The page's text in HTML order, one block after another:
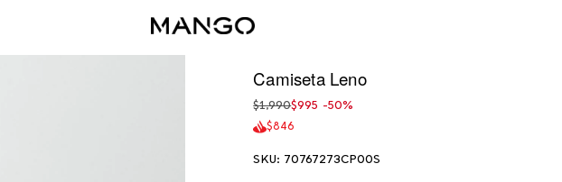
Camiseta Leno
Precio
regular
$1,990$995 -50%
$846
SKU: 70767273CP00S